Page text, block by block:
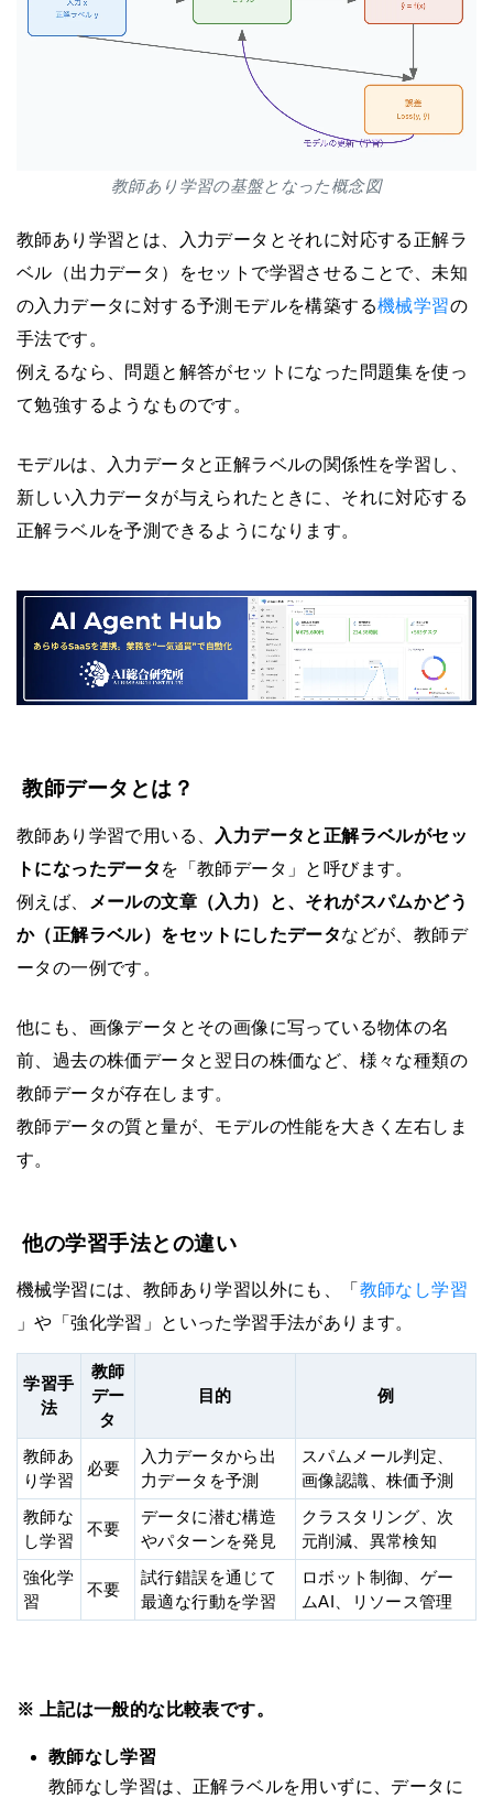
教師あり学習の基盤となった概念図
教師あり学習とは、入力データとそれに対応する正解ラ
ベル（出力データ）をセットで学習させることで、未知
の入力データに対する予測モデルを構築する機械学習の
手法です。
例えるなら、問題と解答がセットになった問題集を使っ
て勉強するようなものです。
モデルは、入力データと正解ラベルの関係性を学習し、
新しい入力データが与えられたときに、それに対応する
正解ラベルを予測できるようになります。
教師データとは？
教師あり学習で用いる、
入力データと正解ラベルがセッ
トになったデータ を「教師データ」と呼びます。
例えば、
メールの文章（入力）と、それがスパムかどう
か（正解ラベル）をセットにしたデータなどが、教師デ
ータの一例です。
他にも、画像データとその画像に写っている物体の名
前、過去の株価データと翌日の株価など、様々な種類の
教師データが存在します。
教師データの質と量が、モデルの性能を大きく左右しま
す。
他の学習手法との違い
機械学習には、教師あり学習以外にも、「 教師なし学習
」や「強化学習」といった学習手法があります。
学習手
法
教師
デー
タ
目的 例
教師あ
り学習
必要
入力データから出
力データを予測
スパムメール判定、
画像認識、株価予測
教師な
し学習
不要
データに潜む構造
やパターンを発見
クラスタリング、次
元削減、異常検知
強化学
習
不要
試行錯誤を通じて
最適な行動を学習
ロボット制御、ゲー
ムAI、リソース管理
※ 上記は一般的な比較表です。
教師なし学習
教師なし学習は、正解ラベルを用いずに、データに